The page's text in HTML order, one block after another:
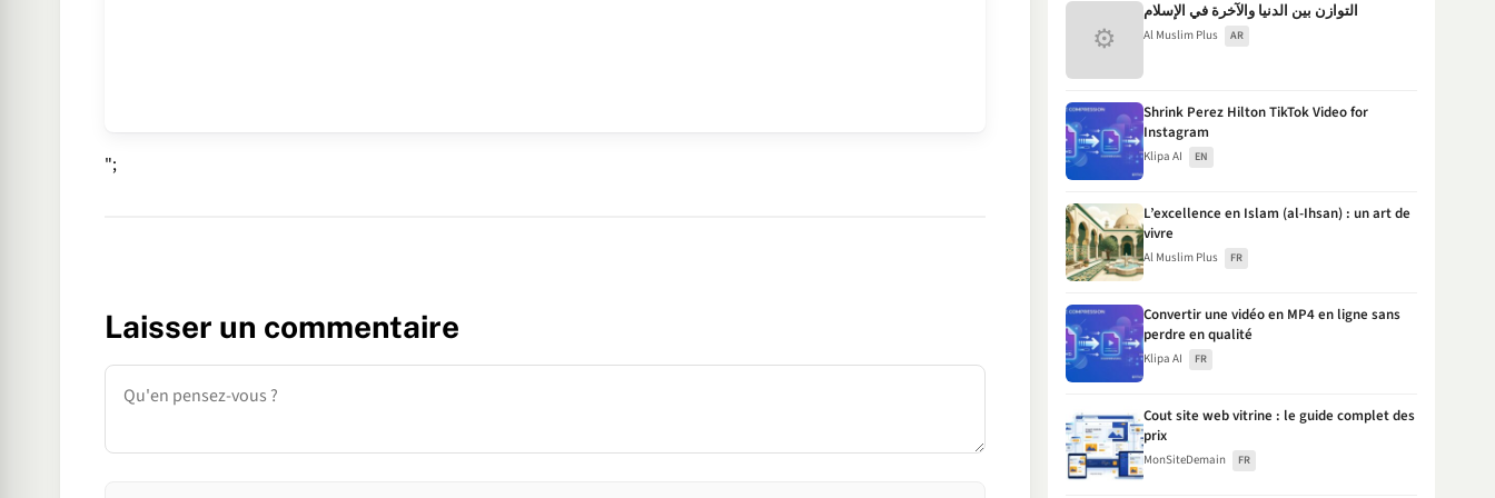
";
Laisser un commentaire
Commentaire
⚙
التوازن بين الدنيا والآخرة في الإسلام
Al Muslim Plus AR
Shrink Perez Hilton TikTok Video for
Instagram
Klipa AI EN
L’excellence en Islam (al-Ihsan) : un art de
vivre
Al Muslim Plus FR
Convertir une vidéo en MP4 en ligne sans
perdre en qualité
Klipa AI FR
Cout site web vitrine : le guide complet des
prix
MonSiteDemain FR